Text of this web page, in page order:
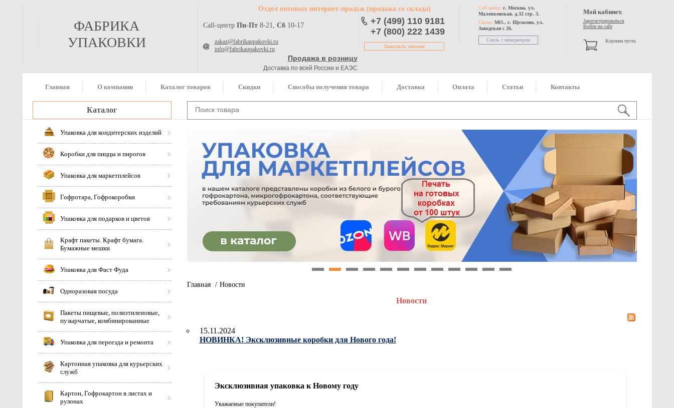
ФАБРИКА
УПАКОВКИ
Отдел оптовых интернет-продаж(продажа со склада)
Call-центр Пн-Пт8-21, Сб10-17
zakaz@fabrikaupakovki.ru
info@fabrikaupakovki.ru
Продажа в розницу
Доставка по всей России и ЕАЭС
+7 (499) 110 9181
+7 (800) 222 1439
Заказать звонок
Call-центр: г. Москва, ул.
Маленковская, д.32 стр. 3.
Склад: МО., г. Щелково, ул.
Заводская с 26.
Связь с менеджером
Мой кабинет.
Зарегистрироваться
Войти на сайт
Корзина пуста
Главная О компании Каталог товаров Скидки Способы получения товара Доставка Оплата Статьи Контакты
Каталог
Упаковка для кондитерских изделий
Коробки для пиццы и пирогов
Упаковка для маркетплейсов
Гофротара, Гофрокоробки
Упаковка для подарков и цветов
Крафт пакеты. Крафт бумага.
Бумажные мешки
Упаковка для Фаст Фуда
Одноразовая посуда
Пакеты пищевые, полиэтиленовые,
пузырчатые, комбинированные
Упаковка для переезда и ремонта
Картонная упаковка для курьерских
служб
Картон, Гофрокартон в листах и
рулонах
Главная / Новости
Новости
15.11.2024
НОВИНКА! Эксклюзивные коробки для Нового года!
Эксклюзивная упаковка к Новому году
Уважаемые покупатели!